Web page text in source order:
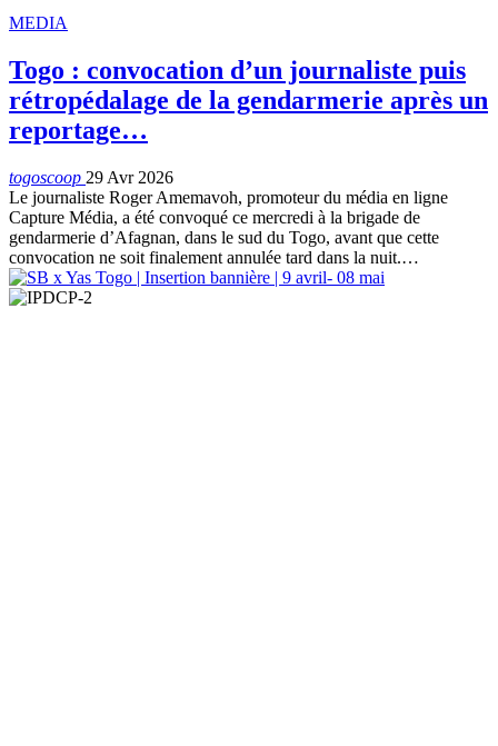
MEDIA
Togo : convocation d’un journaliste puis
rétropédalage de la gendarmerie après un
reportage…
togoscoop 29 Avr 2026
Le journaliste Roger Amemavoh, promoteur du média en ligne
Capture Média, a été convoqué ce mercredi à la brigade de
gendarmerie d’Afagnan, dans le sud du Togo, avant que cette
convocation ne soit finalement annulée tard dans la nuit.…